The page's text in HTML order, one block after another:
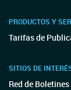
PRODUCTOS Y
Tarifas de
SITIOS DE
Red de